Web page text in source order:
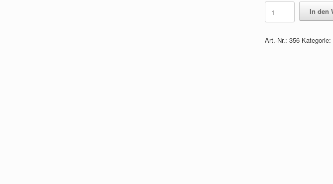
Buchbindermeister
Das
in
In den
Art.-Nr.:356 Kategorie: